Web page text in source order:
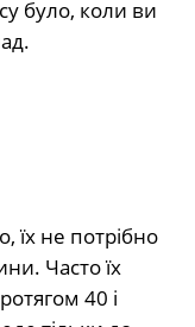
було, коли ви
їх не потрібно
Часто їх
40 і